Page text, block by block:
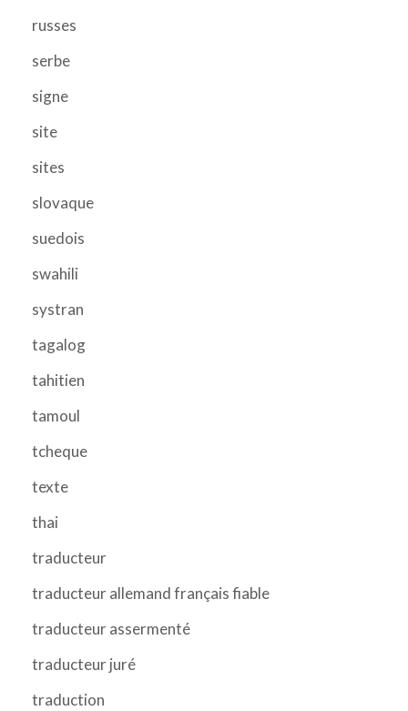
russes
serbe
signe
site
sites
slovaque
suedois
swahili
systran
tagalog
tahitien
tamoul
tcheque
texte
thai
traducteur
traducteur allemand français fiable
traducteur assermenté
traducteur juré
traduction